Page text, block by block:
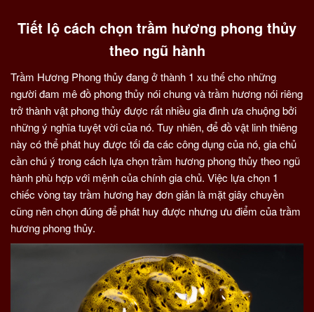
Tiết lộ cách chọn trầm hương phong thủy
theo ngũ hành
Trầm Hương Phong thủy đang ở thành 1 xu thế cho những
người đam mê đồ phong thủy nói chung và trầm hương nói riêng
trở thành vật phong thủy được rất nhiều gia đình ưa chuộng bởi
những ý nghĩa tuyệt vời của nó. Tuy nhiên, để đồ vật linh thiêng
này có thể phát huy được tối đa các công dụng của nó, gia chủ
cần chú ý trong cách lựa chọn trầm hương phong thủy theo ngũ
hành phù hợp với mệnh của chính gia chủ. Việc lựa chọn 1
chiếc vòng tay trầm hương hay đơn giản là mặt giây chuyền
cũng nên chọn đúng để phát huy được nhưng ưu điểm của trầm
hương phong thủy.